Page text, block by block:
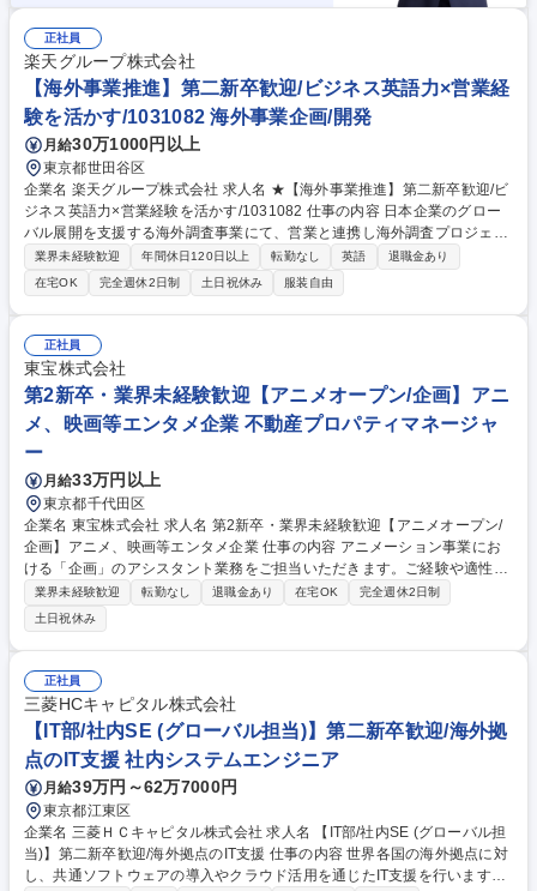
正社員
楽天グループ株式会社
【海外事業推進】第二新卒歓迎/ビジネス英語力×営業経
験を活かす/1031082 海外事業企画/開発
月給30万1000円以上
東京都世田谷区
企業名 楽天グループ株式会社 求人名 ★【海外事業推進】第二新卒歓迎/ビ
ジネス英語力×営業経験を活かす/1031082 仕事の内容 日本企業のグロー
バル展開を支援する海外調査事業にて、営業と連携し海外調査プロジェク
トを成功へ導くコアメンバーを募集。英語力を活かし、マーケティングの
プロへステップアップできる環境です。 ■顧客のニーズに応じた最適な海
外調査プランの提案・見積・スケジュール作成 ■受注後の調査オペレーシ
ョン円滑化に向けた、社内外チームとの折協やサポート ■売上拡大に向け
た営業戦略・プロモーション施策の立案および実行 ■市場動向や競合分析
に基づく戦略提案、新規プロダクトの開発支援 ■海外調査パートナーやグ
ローバル社との連携、進捗・品質管理、新規開拓 募集職種 ★【海外事業
推進】第二新卒歓迎/ビジネス英語力×営業経験を活かす/1031082
業界未経験歓迎 年間休日120日以上 転勤なし 英語
退職金あり
在宅OK
完全週休2日制 土日祝休み 服装自由
正社員
東宝株式会社
第2新卒・業界未経験歓迎【アニメオープン/企画】アニ
メ、映画等エンタメ企業 不動産プロパティマネージャ
ー
月給33万円以上
東京都千代田区
企業名 東宝株式会社 求人名 第2新卒・業界未経験歓迎【アニメオープン/
企画】アニメ、映画等エンタメ企業 仕事の内容 アニメーション事業にお
ける「企画」のアシスタント業務をご担当いただきます。ご経験や適性、
ご希望を考慮し、下記いずれかのポジションに配属されます。 【アニメ企
画アシスタントプロデューサー業務】 アニメーション事業における企画製
作のアシスタント業務をご担当いただきます。クリエイティブ、プロデュ
ース、ビジネス面、音楽 【アニメ宣伝アシスタントプロデューサー業務】
多様なプロモーションで作品を国内外のアニメファンに広くお届けするお
仕事です。宣伝企画、クリエイティブ、デジタルプロモーションイベント
企画など 募集職種 第2新卒・業界未経験歓迎【アニメオープン/企画】ア
ニメ、映画等エンタメ企業
業界未経験歓迎 転勤なし 退職金あり 在宅OK
完全週休2日制
土日祝休み
正社員
三菱HCキャピタル株式会社
【IT部/社内SE (グローバル担当)】第二新卒歓迎/海外拠
点のIT支援 社内システムエンジニア
月給39万円～62万7000円
東京都江東区
企業名 三菱ＨＣキャピタル株式会社 求人名 【IT部/社内SE (グローバル担
当)】第二新卒歓迎/海外拠点のIT支援 仕事の内容 世界各国の海外拠点に対
し、共通ソフトウェアの導入やクラウド活用を通じたIT支援を行います。